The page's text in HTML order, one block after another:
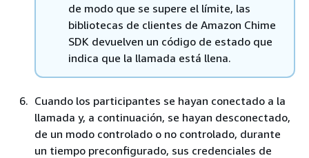
de modo que se supere el límite, las
bibliotecas de clientes de Amazon Chime
SDK devuelven un código de estado que
indica que la llamada está llena.
Cuando los participantes se hayan conectado a la
llamada y, a continuación, se hayan desconectado,
de un modo controlado o no controlado, durante
un tiempo preconfigurado, sus credenciales de